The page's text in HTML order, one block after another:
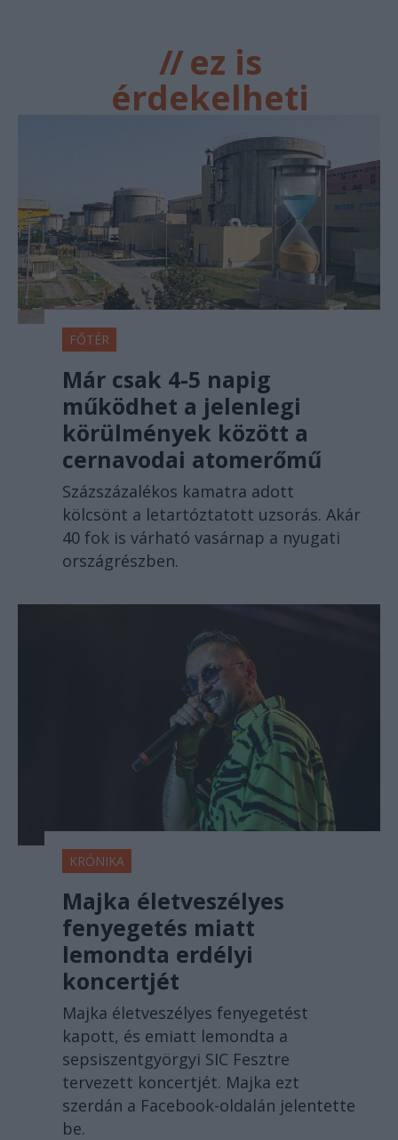
//ez is
érdekelheti
FŐTÉR
Már csak 4-5 napig
működhet a jelenlegi
körülmények között a
cernavodai atomerőmű
Százszázalékos kamatra adott
kölcsönt a letartóztatott uzsorás. Akár
40 fok is várható vasárnap a nyugati
országrészben.
KRÓNIKA
Majka életveszélyes
fenyegetés miatt
lemondta erdélyi
koncertjét
Majka életveszélyes fenyegetést
kapott, és emiatt lemondta a
sepsiszentgyörgyi SIC Fesztre
tervezett koncertjét. Majka ezt
szerdán a Facebook-oldalán jelentette
be.